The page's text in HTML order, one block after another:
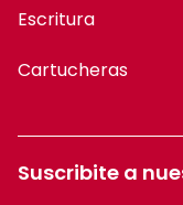
Escritura
Cartucheras
Suscribite a